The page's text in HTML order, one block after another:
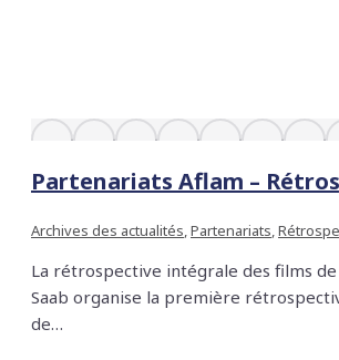
Partenariats Aflam –
Archives des actualités,Partenariats,
La rétrospective intégrale des films
Saab organise la première
de…